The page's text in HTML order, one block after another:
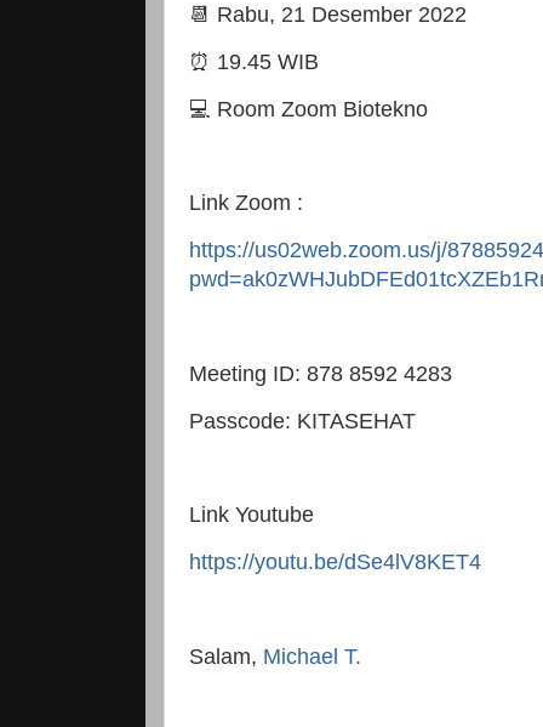
📆 Rabu, 21 Desember 2022
⏰ 19.45 WIB
💻 Room Zoom Biotekno
Link Zoom :
https://us02web.zoom.us/j/
Meeting ID: 878 8592 4283
Passcode: KITASEHAT
Link Youtube
https://youtu.be/dSe4lV8KET4
Salam, Michael T.